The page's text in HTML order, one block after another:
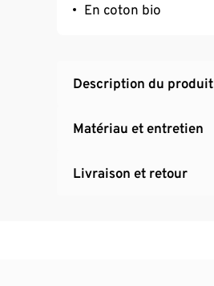
En coton bio
Description du produit
Matériau et entretien
Livraison et retour